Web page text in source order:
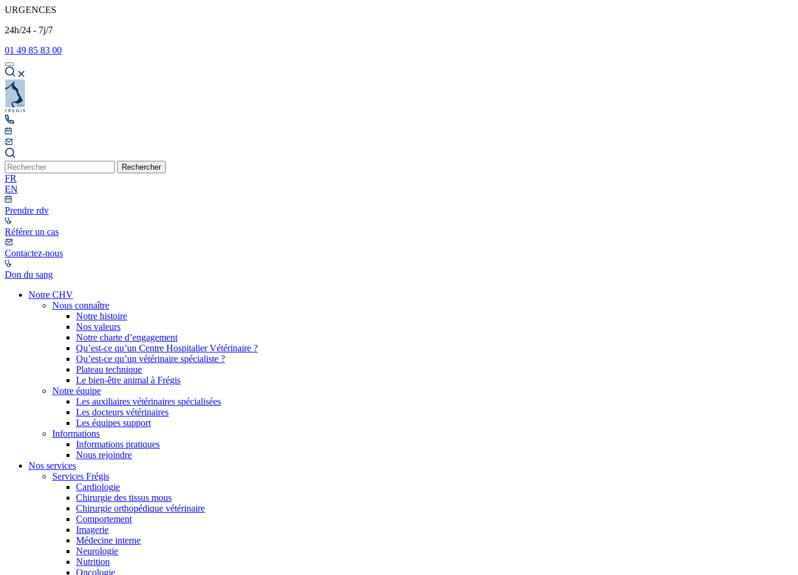
URGENCES
24h/24 - 7j/7
01 49 85 83 00
Rechercher
FR
EN
Prendre rdv
Référer un cas
Contactez-nous
Don du sang
Notre CHV
Nous connaître
Notre histoire
Nos valeurs
Notre charte d’engagement
Qu’est-ce qu’un Centre Hospitalier Vétérinaire ?
Qu’est-ce qu’un vétérinaire spécialiste ?
Plateau technique
Le bien-être animal à Frégis
Notre équipe
Les auxiliaires vétérinaires spécialisées
Les docteurs vétérinaires
Les équipes support
Informations
Informations pratiques
Nous rejoindre
Nos services
Services Frégis
Cardiologie
Chirurgie des tissus mous
Chirurgie orthopédique vétérinaire
Comportement
Imagerie
Médecine interne
Neurologie
Nutrition
Oncologie